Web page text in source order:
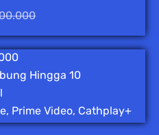
Hingga 10
Prime Video, Cathplay+